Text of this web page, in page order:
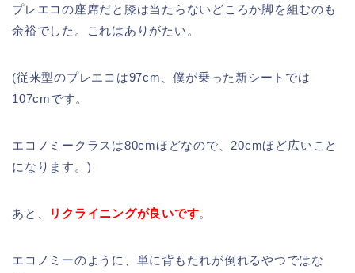
プレエコの座席だと膝は当たらないどころか脚を組むのも
余裕でした。これはありがたい。
(従来型のプレエコは97cm、僕が乗った新シートでは
107cmです。
エコノミークラスは80cmほどなので、20cmほど広いこと
になります。)
あと、 リクライニングが良いです。
エコノミーのように、単に背もたれが倒れるやつではな